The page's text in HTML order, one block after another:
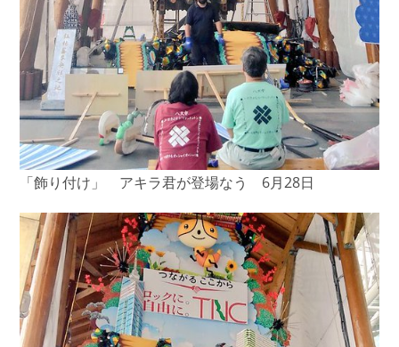
「飾り付け」 アキラ君が登場なう 6月28日